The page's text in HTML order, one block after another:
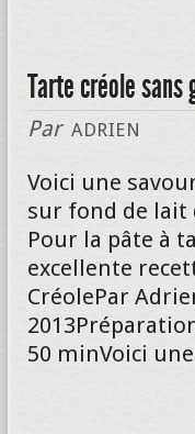
Tarte créole sans
Par ADRIEN
Voici une
sur fond de lait
Pour la pâte à
excellente
CréolePar
50 minVoici